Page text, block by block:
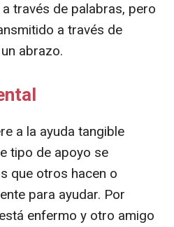
través de palabras, pero
a través de
abrazo.
a la ayuda tangible
tipo de apoyo se
que otros hacen o
para ayudar. Por
enfermo y otro amigo